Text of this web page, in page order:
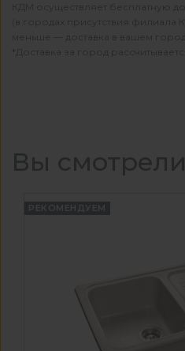
КДМ осуществляет бесплатную
(в городах присутствия филиала
меньше — доставка в вашем
*Доставка за город
Вы смотрели
РЕКОМЕНДУЕМ